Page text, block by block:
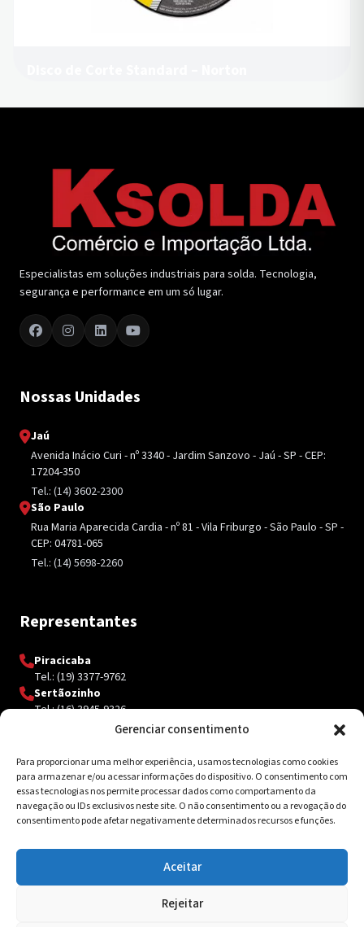
Gerenciar consentimento
Para proporcionar uma melhor experiência, usamos tecnologias como cookies
para armazenar e/ou acessar informações do dispositivo. O consentimento com
essas tecnologias nos permite processar dados como comportamento da
navegação ou IDs exclusivos neste site. O não consentimento ou a revogação do
consentimento pode afetar negativamente determinados recursos e funções.
Aceitar
Rejeitar
Especialistas em soluções industriais para solda. Tecnologia,
segurança e performance em um só lugar.
Nossas Unidades
Jaú
Avenida Inácio Curi - nº 3340 - Jardim Sanzovo - Jaú - SP - CEP:
17204-350
Tel.: (14) 3602-2300
São Paulo
Rua Maria Aparecida Cardia - nº 81 - Vila Friburgo - São Paulo - SP -
CEP: 04781-065
Tel.: (14) 5698-2260
Representantes
Piracicaba
Tel.: (19) 3377-9762
Sertãozinho
Tel.: (16) 3945-9326
Contato
Av. Inácio Curi, 3340 Jardim Sanzovo CEP: 17.204-350
(14) 98159-0142